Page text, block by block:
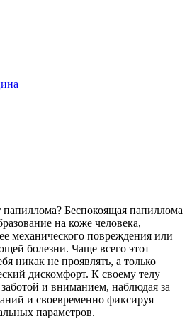
Беспокоящая папиллома
на коже человека,
механического повреждения или
болезни. Чаще всего этот
никак не проявлять, а только
дискомфорт. К своему телу
и вниманием, наблюдая за
и своевременно фиксируя
параметров.